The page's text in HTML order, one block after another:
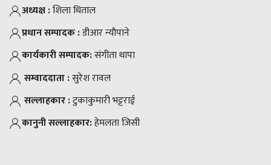
अध्यक्ष :शिला धिताल
प्रधान सम्पादक :डीआर न्याैपाने
कार्यकारी सम्पादक:संगीता थापा
सम्वाददाता :सुरेश रावल
सल्लाहकार :टुकाकुमारी भट्टराई
कानुनी सल्लाहकार:हेमलता जिसी